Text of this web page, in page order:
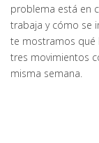
problema está en
trabaja y cómo se
te mostramos qué
tres movimientos
misma semana.